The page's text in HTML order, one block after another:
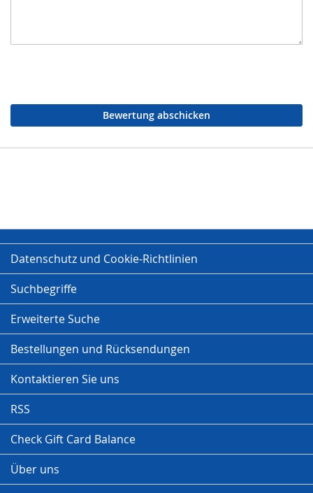
Bewertung abschicken
Datenschutz und Cookie-Richtlinien
Suchbegriffe
Erweiterte Suche
Bestellungen und Rücksendungen
Kontaktieren Sie uns
RSS
Check Gift Card Balance
Über uns